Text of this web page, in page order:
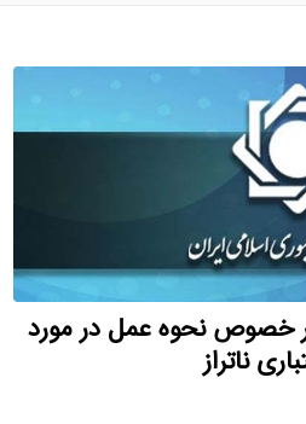
خصوص نحوه عمل در مورد
ناتراز